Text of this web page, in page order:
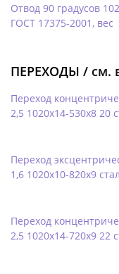
Отвод 90 градусов
ГОСТ 17375-2001, вес
ПЕРЕХОДЫ / см.
Переход
2,5 1020х14-530х8 20
Переход
1,6 1020х10-820х9
Переход
2,5 1020х14-720х9 22